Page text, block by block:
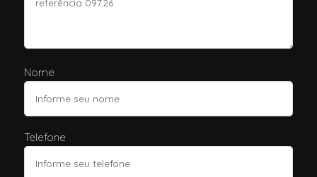
Nome
Telefone